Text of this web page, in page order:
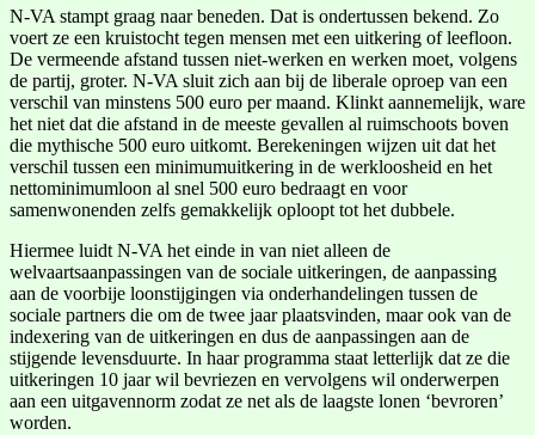
N-VA stampt graag naar beneden. Dat is ondertussen bekend. Zo
voert ze een kruistocht tegen mensen met een uitkering of leefloon.
De vermeende afstand tussen niet-werken en werken moet, volgens
de partij, groter. N-VA sluit zich aan bij de liberale oproep van een
verschil van minstens 500 euro per maand. Klinkt aannemelijk, ware
het niet dat die afstand in de meeste gevallen al ruimschoots boven
die mythische 500 euro uitkomt. Berekeningen wijzen uit dat het
verschil tussen een minimumuitkering in de werkloosheid en het
nettominimumloon al snel 500 euro bedraagt en voor
samenwonenden zelfs gemakkelijk oploopt tot het dubbele.
Hiermee luidt N-VA het einde in van niet alleen de
welvaartsaanpassingen van de sociale uitkeringen, de aanpassing
aan de voorbije loonstijgingen via onderhandelingen tussen de
sociale partners die om de twee jaar plaatsvinden, maar ook van de
indexering van de uitkeringen en dus de aanpassingen aan de
stijgende levensduurte. In haar programma staat letterlijk dat ze die
uitkeringen 10 jaar wil bevriezen en vervolgens wil onderwerpen
aan een uitgavennorm zodat ze net als de laagste lonen ‘bevroren’
worden.